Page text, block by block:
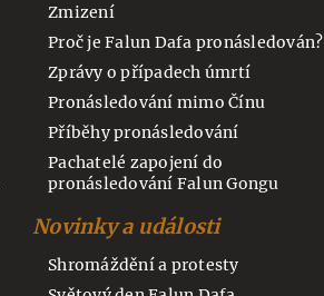
Zmizení
Proč je Falun Dafa pronásledován?
Zprávy o případech úmrtí
Pronásledování mimo Čínu
Příběhy pronásledování
Pachatelé zapojení do
pronásledování Falun Gongu
Novinky a události
Shromáždění a protesty